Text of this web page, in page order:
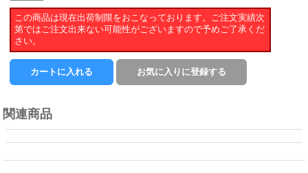
この商品は現在出荷制限をおこなっております。ご注文実績次
第ではご注文出来ない可能性がございますので予めご了承くだ
さい。
関連商品